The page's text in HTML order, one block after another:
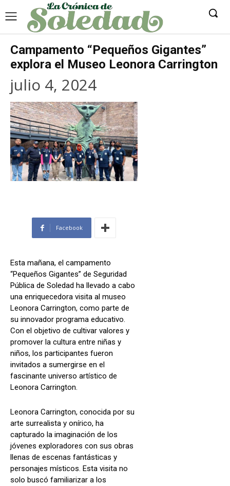
Campamento “Pequeños Gigantes”
explora el Museo Leonora Carrington
julio 4, 2024
Facebook
Esta mañana, el campamento
“Pequeños Gigantes” de Seguridad
Pública de Soledad ha llevado a cabo
una enriquecedora visita al museo
Leonora Carrington, como parte de
su innovador programa educativo.
Con el objetivo de cultivar valores y
promover la cultura entre niñas y
niños, los participantes fueron
invitados a sumergirse en el
fascinante universo artístico de
Leonora Carrington.
Leonora Carrington, conocida por su
arte surrealista y onírico, ha
capturado la imaginación de los
jóvenes exploradores con sus obras
llenas de escenas fantásticas y
personajes místicos. Esta visita no
solo buscó familiarizar a los